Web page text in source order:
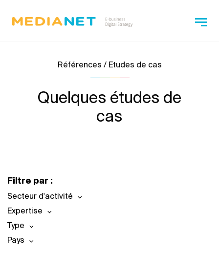
Références / Etudes de cas
Quelques études de
cas
Filtre par :
Secteur d'activité
Expertise
Type
Pays